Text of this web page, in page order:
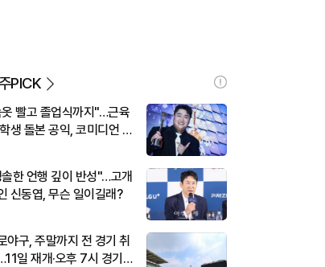
PICK
빨고 졸업식까지"…근육
생 돌본 공익, 코미디언 김
한 언행 깊이 반성"…고개
신동엽, 무슨 일이길래?
야구, 주말까지 전 경기 취
일 재개·오후 7시 경기